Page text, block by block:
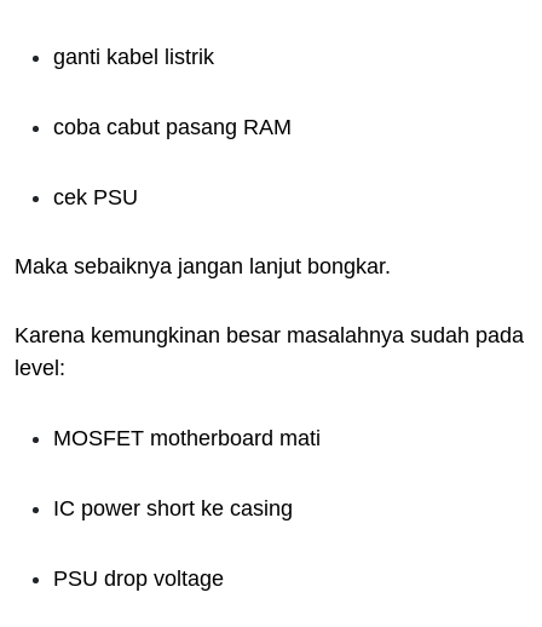
ganti kabel listrik
coba cabut pasang RAM
cek PSU
Maka sebaiknya jangan lanjut bongkar.
Karena kemungkinan besar masalahnya sudah pada
level:
MOSFET motherboard mati
IC power short ke casing
PSU drop voltage